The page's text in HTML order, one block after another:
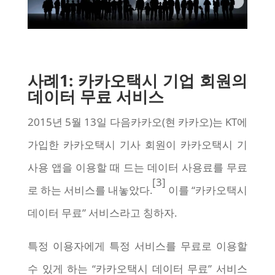
사례1: 카카오택시 기업 회원의
데이터 무료 서비스
2015년 5월 13일 다음카카오(현 카카오)는 KT에
가입한 카카오택시 기사 회원이 카카오택시 기
사용 앱을 이용할 때 드는 데이터 사용료를 무료
로 하는 서비스를 내놓았다.
[3]
이를 “카카오택시
데이터 무료” 서비스라고 칭하자.
특정 이용자에게 특정 서비스를 무료로 이용할
수 있게 하는 “카카오택시 데이터 무료” 서비스